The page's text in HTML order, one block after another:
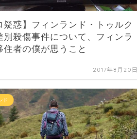
疑惑】フィンランド・トゥルク
別殺傷事件について、フィンラ
住者の僕が思うこと
2017年8月20日
ド